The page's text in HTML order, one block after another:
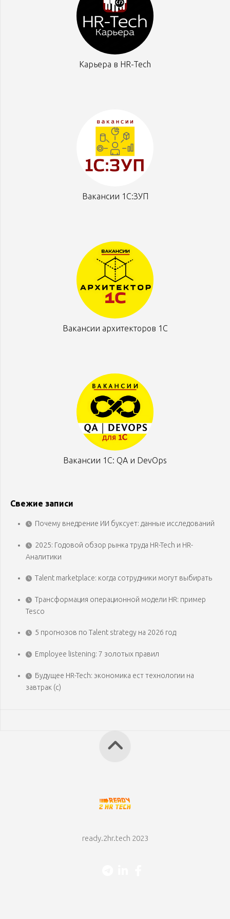
Карьера в HR-Tech
Вакансии 1С:ЗУП
Вакансии архитекторов 1С
Вакансии 1С: QA и DevOps
Свежие записи
Почему внедрение ИИ буксует: данные исследований
2025: Годовой обзор рынка труда HR-Tech и HR-
Аналитики
Talent marketplace: когда сотрудники могут выбирать
Трансформация операционной модели HR: пример
Tesco
5 прогнозов по Talent strategy на 2026 год
Employee listening: 7 золотых правил
Будущее HR-Tech: экономика ест технологии на
завтрак (с)
ready.2hr.tech 2023